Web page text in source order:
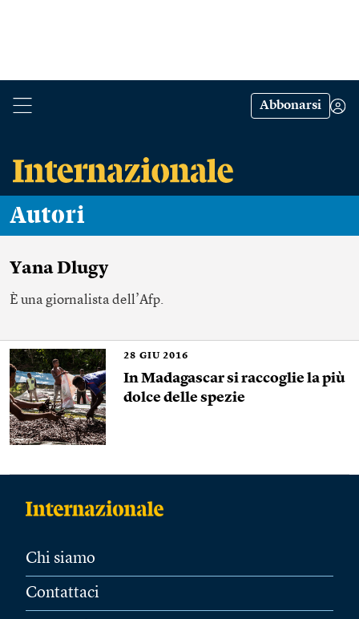
Abbonarsi
Autori
Yana Dlugy
È una giornalista dell’Afp.
28 GIU 2016
In Madagascar si raccoglie la più
dolce delle spezie
Chi siamo
Contattaci